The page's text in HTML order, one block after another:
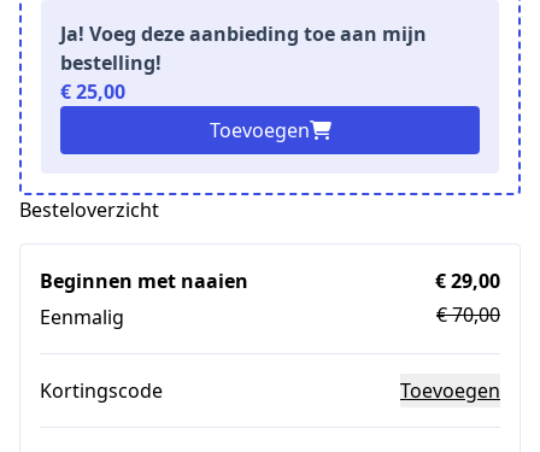
Ja! Voeg deze aanbieding toe aan mijn
bestelling!
€ 25,00
Toevoegen
Besteloverzicht
Beginnen met naaien
Eenmalig
€ 29,00
€ 70,00
Kortingscode Toevoegen